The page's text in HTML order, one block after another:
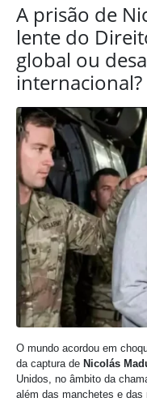
A prisão de
lente do
global ou
internacional?
O mundo acordou em
da captura de Nicolás
Unidos, no âmbito da
além das manchetes e